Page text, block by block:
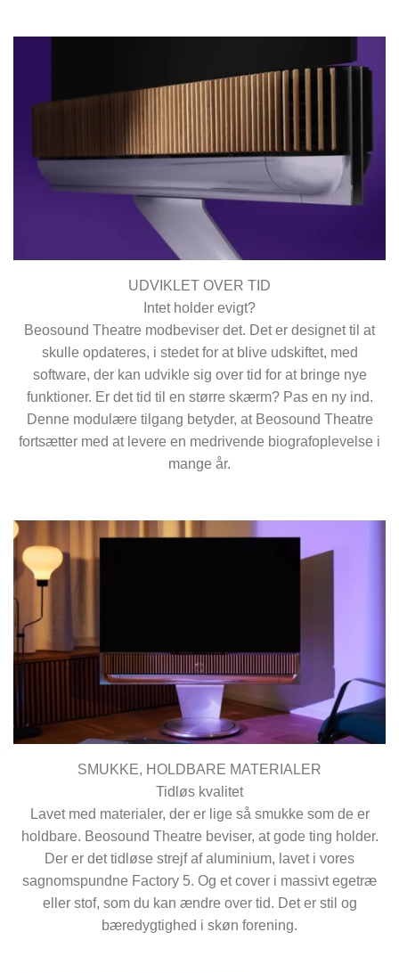
UDVIKLET OVER TID
Intet holder evigt?
Beosound Theatre modbeviser det. Det er designet til at
skulle opdateres, i stedet for at blive udskiftet, med
software, der kan udvikle sig over tid for at bringe nye
funktioner. Er det tid til en større skærm? Pas en ny ind.
Denne modulære tilgang betyder, at Beosound Theatre
fortsætter med at levere en medrivende biografoplevelse i
mange år.
SMUKKE, HOLDBARE MATERIALER
Tidløs kvalitet
Lavet med materialer, der er lige så smukke som de er
holdbare. Beosound Theatre beviser, at gode ting holder.
Der er det tidløse strejf af aluminium, lavet i vores
sagnomspundne Factory 5. Og et cover i massivt egetræ
eller stof, som du kan ændre over tid. Det er stil og
bæredygtighed i skøn forening.